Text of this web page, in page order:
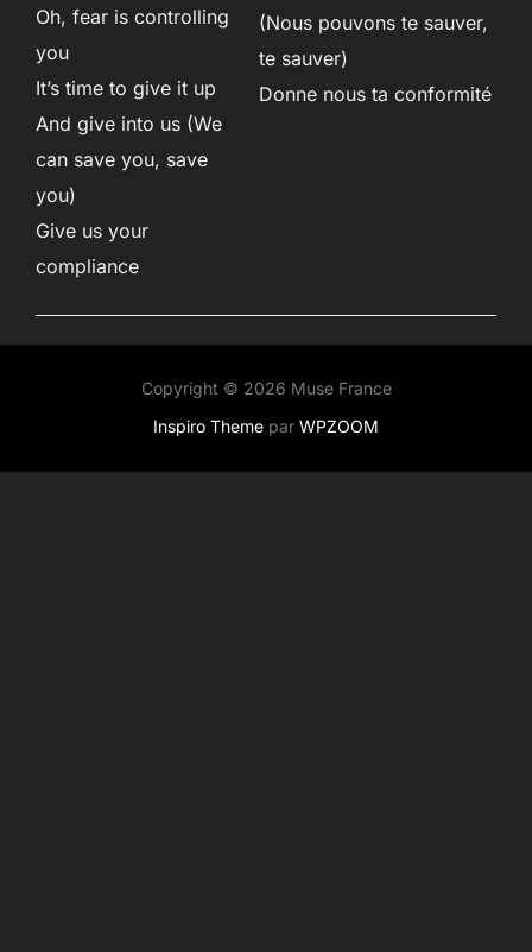
Oh, fear is controlling
you
It’s time to give it up
And give into us (We
can save you, save
you)
Give us your
compliance
(Nous pouvons te sauver,
te sauver)
Donne nous ta conformité
Copyright © 2026 Muse France
Inspiro Theme par WPZOOM